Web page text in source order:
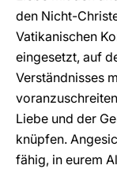
den Nicht-
Vatikanischen
eingesetzt, auf
Verständnisses
Liebe und der
knüpfen.
fähig, in eurem